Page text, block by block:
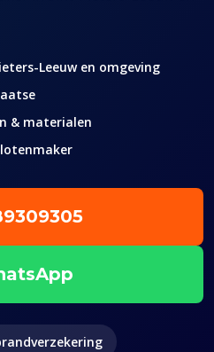
Leeuw en omgeving
& materialen